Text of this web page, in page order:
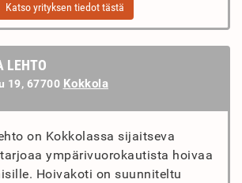
Katso yrityksen tiedot tästä
LEHTO
19, 67700 Kokkola
on Kokkolassa sijaitseva
ympärivuorokautista hoivaa
Hoivakoti on suunniteltu